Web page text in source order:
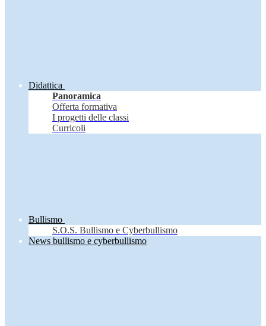
Didattica
Panoramica
Offerta formativa
I progetti delle classi
Curricoli
Bullismo
S.O.S. Bullismo e Cyberbullismo
News bullismo e cyberbullismo